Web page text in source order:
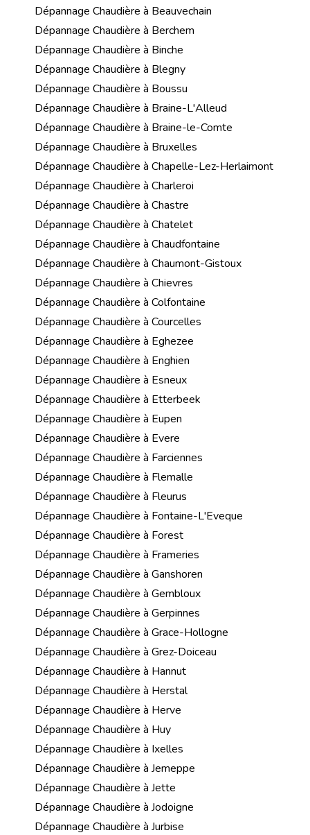
Dépannage Chaudière à Beauvechain
Dépannage Chaudière à Berchem
Dépannage Chaudière à Binche
Dépannage Chaudière à Blegny
Dépannage Chaudière à Boussu
Dépannage Chaudière à Braine-L'Alleud
Dépannage Chaudière à Braine-le-Comte
Dépannage Chaudière à Bruxelles
Dépannage Chaudière à Chapelle-Lez-Herlaimont
Dépannage Chaudière à Charleroi
Dépannage Chaudière à Chastre
Dépannage Chaudière à Chatelet
Dépannage Chaudière à Chaudfontaine
Dépannage Chaudière à Chaumont-Gistoux
Dépannage Chaudière à Chievres
Dépannage Chaudière à Colfontaine
Dépannage Chaudière à Courcelles
Dépannage Chaudière à Eghezee
Dépannage Chaudière à Enghien
Dépannage Chaudière à Esneux
Dépannage Chaudière à Etterbeek
Dépannage Chaudière à Eupen
Dépannage Chaudière à Evere
Dépannage Chaudière à Farciennes
Dépannage Chaudière à Flemalle
Dépannage Chaudière à Fleurus
Dépannage Chaudière à Fontaine-L'Eveque
Dépannage Chaudière à Forest
Dépannage Chaudière à Frameries
Dépannage Chaudière à Ganshoren
Dépannage Chaudière à Gembloux
Dépannage Chaudière à Gerpinnes
Dépannage Chaudière à Grace-Hollogne
Dépannage Chaudière à Grez-Doiceau
Dépannage Chaudière à Hannut
Dépannage Chaudière à Herstal
Dépannage Chaudière à Herve
Dépannage Chaudière à Huy
Dépannage Chaudière à Ixelles
Dépannage Chaudière à Jemeppe
Dépannage Chaudière à Jette
Dépannage Chaudière à Jodoigne
Dépannage Chaudière à Jurbise